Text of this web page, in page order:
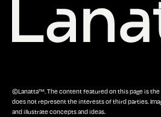
©Lanatta™. The content featured on this page is
does not represent the interests of third parties.
and illustrate concepts and ideas.